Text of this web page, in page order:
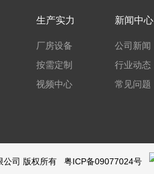
生产实力
厂房设备
按需定制
视频中心
新闻中心
公司新闻
行业动态
常见问题
公司 版权所有 粤ICP备09077024号